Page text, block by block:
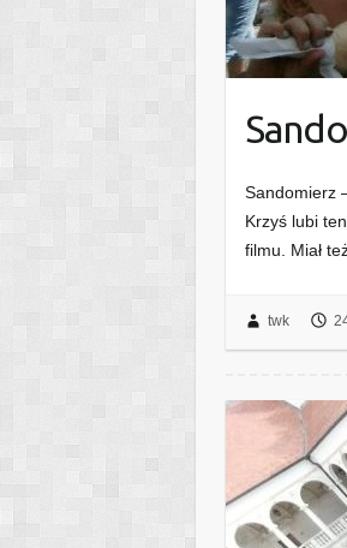
Sandomierz
Krzyś lubi
filmu. Miał
twk